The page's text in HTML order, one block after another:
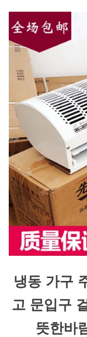
냉동 가구
고 문입구
뜻한바